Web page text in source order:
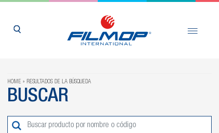
HOME RESULTADOS DE LA BÚSQUEDA
BUSCAR